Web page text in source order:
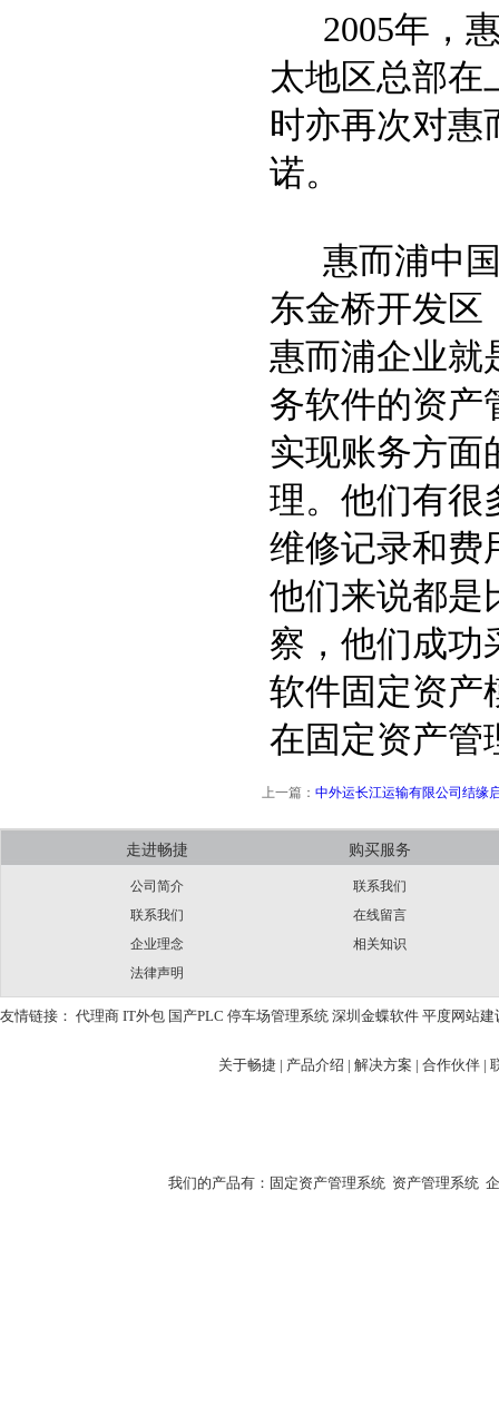
2005年，惠
太地区总部在
时亦再次对惠
诺。
惠而浦中国
东金桥开发区
惠而浦企业就
务软件的资产
实现账务方面
理。他们有很
维修记录和费
他们来说都是
察，他们成功
软件 固定资产
在 固定资产管
上一篇： 中外运长江运输有限公司结缘
走进畅捷
公司简介
联系我们
企业理念
法律声明
购买服务
联系我们
在线留言
相关知识
友情链接： 代理商 IT外包 国产PLC 停车场管理系统 深圳金蝶软件 平度网站建
关于畅捷 | 产品介绍 | 解决方案 | 合作伙伴 |
我们的产品有： 固定资产管理系统 资产管理系统